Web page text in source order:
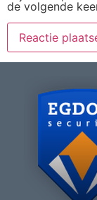
de volgende